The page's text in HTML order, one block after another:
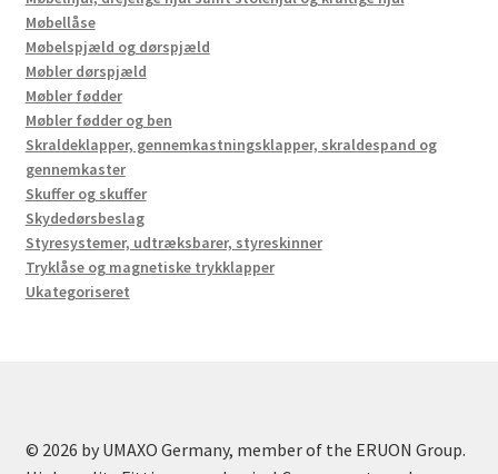
Møbellåse
Møbelspjæld og dørspjæld
Møbler dørspjæld
Møbler fødder
Møbler fødder og ben
Skraldeklapper, gennemkastningsklapper, skraldespand og
gennemkaster
Skuffer og skuffer
Skydedørsbeslag
Styresystemer, udtræksbarer, styreskinner
Tryklåse og magnetiske trykklapper
Ukategoriseret
© 2026 by UMAXO Germany, member of the ERUON Group.